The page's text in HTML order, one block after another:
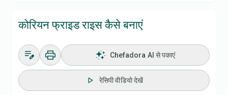
कोरियन फ्राइड राइस कैसे बनाएं
Chefadora AI से पकाएं
रेसिपी वीडियो देखें